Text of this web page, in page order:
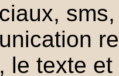
le texte et